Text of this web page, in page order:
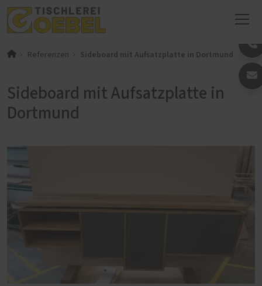
Referenzen Sideboard mit Aufsatzplatte in Dortmund
Sideboard mit Aufsatzplatte in
Dortmund